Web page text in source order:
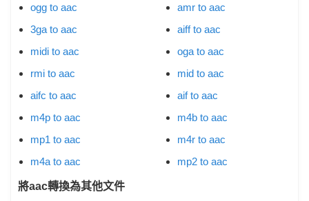
ogg to aac
3ga to aac
midi to aac
rmi to aac
aifc to aac
m4p to aac
mp1 to aac
m4a to aac
amr to aac
aiff to aac
oga to aac
mid to aac
aif to aac
m4b to aac
m4r to aac
mp2 to aac
將aac轉換為其他文件